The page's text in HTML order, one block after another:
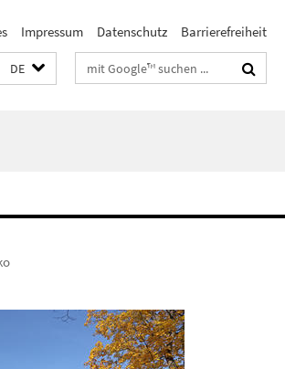
Impressum Datenschutz Barrierefreiheit
DE Suchbegriffe